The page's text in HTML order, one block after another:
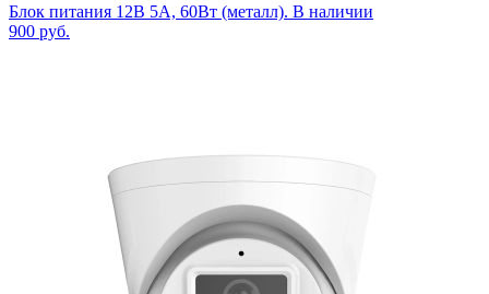
Блок питания 12В 5А, 60Вт (металл). В наличии
900 руб.